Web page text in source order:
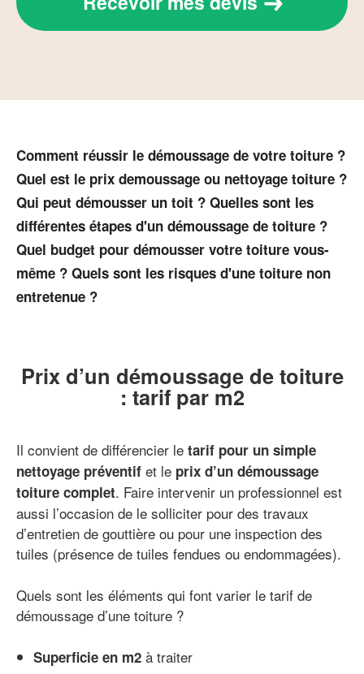
Comment réussir le démoussage de votre toiture ?
Quel est le prix demoussage ou nettoyage toiture ?
Qui peut démousser un toit ? Quelles sont les
différentes étapes d'un démoussage de toiture ?
Quel budget pour démousser votre toiture vous-
même ? Quels sont les risques d'une toiture non
entretenue ?
Prix d’un démoussage de toiture
: tarif par m2
Il convient de différencier le tarif pour un simple
nettoyage préventif et le prix d’un démoussage
toiture complet. Faire intervenir un professionnel est
aussi l’occasion de le solliciter pour des travaux
d’entretien de gouttière ou pour une inspection des
tuiles (présence de tuiles fendues ou endommagées).
Quels sont les éléments qui font varier le tarif de
démoussage d’une toiture ?
Superficie en m2 à traiter